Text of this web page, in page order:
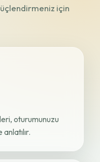
için
oturumunuzu